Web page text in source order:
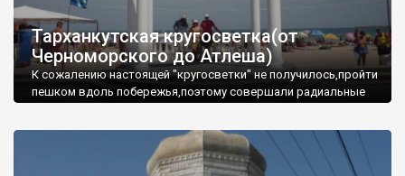
Тарханкутская кругосветка(от
Черноморского до Атлеша)
К сожалению настоящей "кругосветки" не получилось,пройти
пешком вдоль побережья,поэтому совершали радиальные